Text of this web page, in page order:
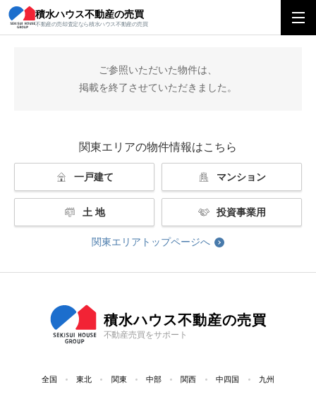
積水ハウス不動産の売買
不動産の売却査定なら積水ハウス不動産の売買
積水ハウス不動産の売買 関東エリアトップ
ご参照いただいた物件は、
掲載を終了させていただきました。
関東エリアの物件情報はこちら
一戸建て マンション
土 地 投資事業用
関東エリアトップページへ
積水ハウス不動産の売買
不動産売買をサポート
全国 東北 関東 中部 関西 中四国 九州